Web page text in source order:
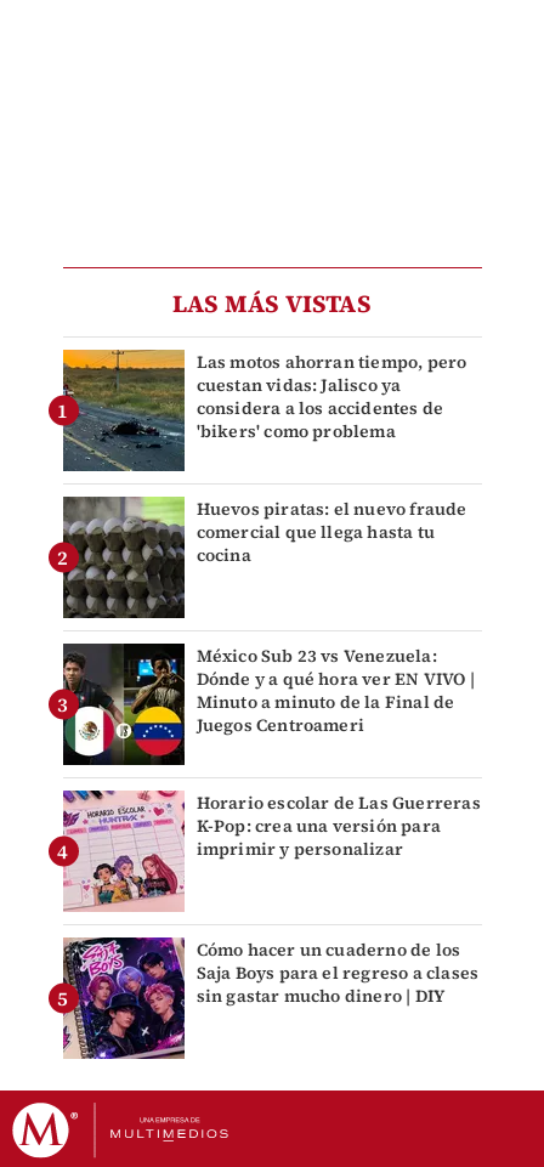
LAS MÁS VISTAS
Las motos ahorran tiempo, pero
cuestan vidas: Jalisco ya
considera a los accidentes de
'bikers' como problema
Huevos piratas: el nuevo fraude
comercial que llega hasta tu
cocina
México Sub 23 vs Venezuela:
Dónde y a qué hora ver EN VIVO |
Minuto a minuto de la Final de
Juegos Centroameri
Horario escolar de Las Guerreras
K-Pop: crea una versión para
imprimir y personalizar
Cómo hacer un cuaderno de los
Saja Boys para el regreso a clases
sin gastar mucho dinero | DIY